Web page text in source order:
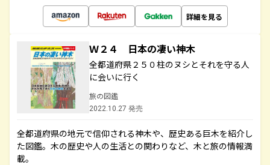
詳細を見る
Ｗ２４ 日本の凄い神木
全都道府県２５０柱のヌシとそれを守る人
に会いに行く
旅の図鑑
2022.10.27 発売
全都道府県の地元で信仰される神木や、歴史ある巨木を紹介し
た図鑑。木の歴史や人の生活との関わりなど、木と旅の情報満
載。